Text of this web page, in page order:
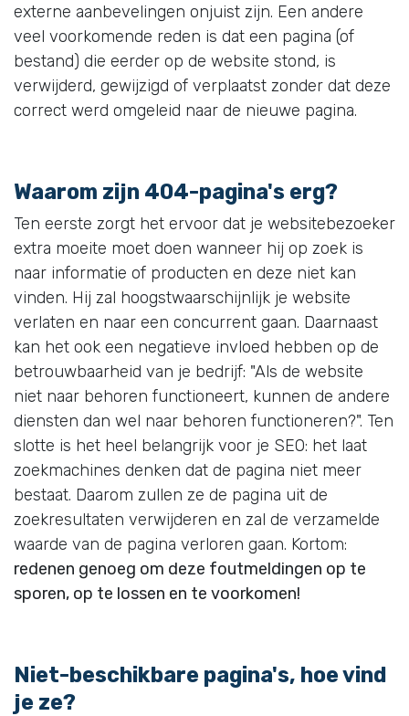
externe aanbevelingen onjuist zijn. Een andere
veel voorkomende reden is dat een pagina (of
bestand) die eerder op de website stond, is
verwijderd, gewijzigd of verplaatst zonder dat deze
correct werd omgeleid naar de nieuwe pagina.
Waarom zijn 404-pagina's erg?
Ten eerste zorgt het ervoor dat je websitebezoeker
extra moeite moet doen wanneer hij op zoek is
naar informatie of producten en deze niet kan
vinden. Hij zal hoogstwaarschijnlijk je website
verlaten en naar een concurrent gaan. Daarnaast
kan het ook een negatieve invloed hebben op de
betrouwbaarheid van je bedrijf: "Als de website
niet naar behoren functioneert, kunnen de andere
diensten dan wel naar behoren functioneren?". Ten
slotte is het heel belangrijk voor je SEO: het laat
zoekmachines denken dat de pagina niet meer
bestaat. Daarom zullen ze de pagina uit de
zoekresultaten verwijderen en zal de verzamelde
waarde van de pagina verloren gaan. Kortom:
redenen genoeg om deze foutmeldingen op te
sporen, op te lossen en te voorkomen!
Niet-beschikbare pagina's, hoe vind
je ze?